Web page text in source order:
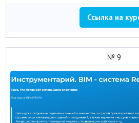
Ссылка на
№ 9